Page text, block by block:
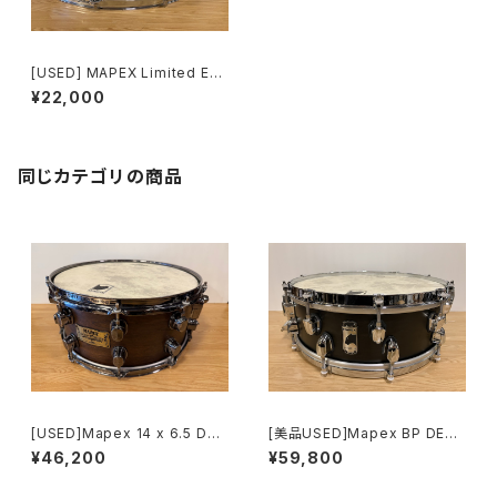
[USED] MAPEX Limited Edit
ion 200 Maple Classic 14×
3.5
¥22,000
同じカテゴリの商品
[USED]Mapex 14 x 6.5 Dee
p Forest Walnut WTS465
0WN
¥46,200
[美品USED]Mapex BP DESI
GN LAB EQUINOX 14 x 5 BP
ML4500CFB
¥59,800